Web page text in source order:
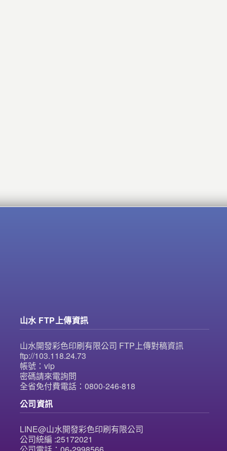
山水 FTP上傳資訊
山水開發彩色印刷有限公司 FTP上傳對稿資訊
ftp://103.118.24.73
帳號：vip
密碼請來電詢問
全省免付費電話：0800-246-818
公司資訊
LINE@山水開發彩色印刷有限公司
公司統編 :25172021